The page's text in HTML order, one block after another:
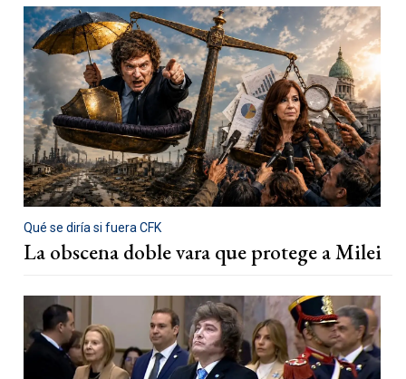
Qué se diría si fuera CFK
La obscena doble vara que protege a Milei